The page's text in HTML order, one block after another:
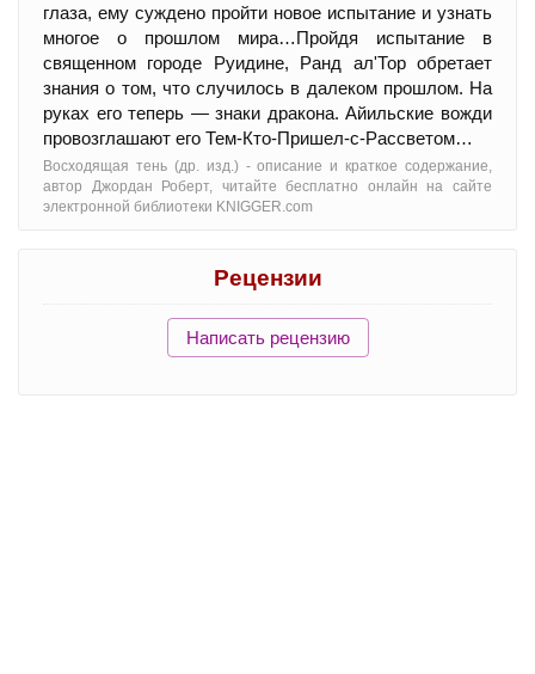
глаза, ему суждено пройти новое испытание и узнать
многое о прошлом мира…Пройдя испытание в
священном городе Руидине, Ранд ал'Тор обретает
знания о том, что случилось в далеком прошлом. На
руках его теперь — знаки дракона. Айильские вожди
провозглашают его Тем-Кто-Пришел-с-Рассветом…
Восходящая тень (др. изд.) - oписание и краткое содержание,
автор Джордан Роберт, читайте бесплатно онлайн на сайте
электронной библиотеки KNIGGER.com
Рецензии
Написать рецензию